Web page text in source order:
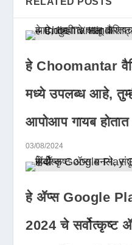
हे Choomantar
मध्ये उपलब्ध आहे,
आपोआप गायब
03/08/2024
हे ॲप्स Google
2024 चे सर्वोत्कृष्ट